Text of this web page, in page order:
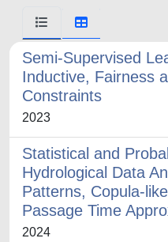
Semi-Supervised
Inductive, Fairness
Constraints
2023
Statistical and
Hydrological Data
Patterns, Copula-
Passage Time
2024